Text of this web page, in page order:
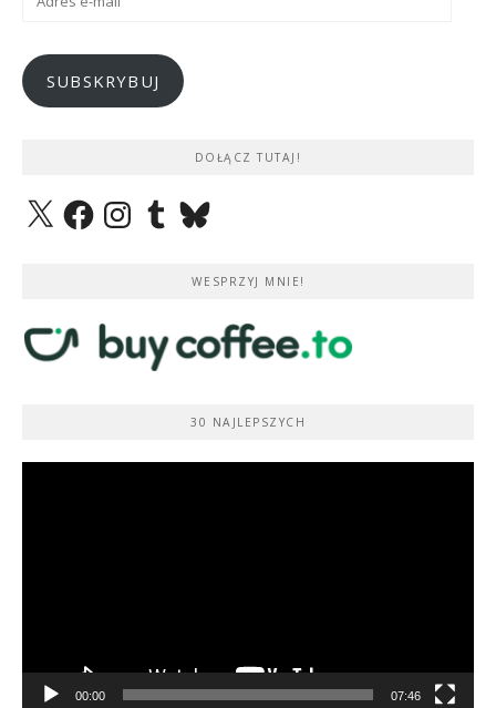
SUBSKRYBUJ
DOŁĄCZ TUTAJ!
X FacebookInstagramTumblrBluesky
WESPRZYJ MNIE!
30 NAJLEPSZYCH
00:00 07:46